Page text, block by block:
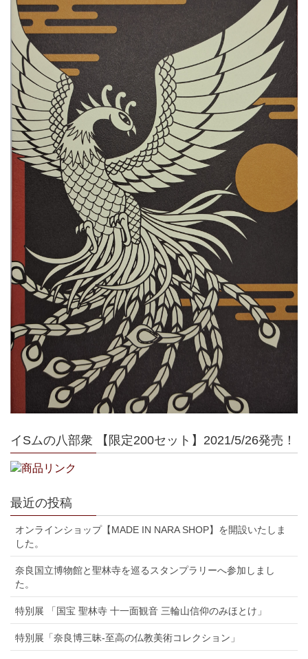
イSムの八部衆 【限定200セット】2021/5/26発売！
最近の投稿
オンラインショップ【MADE IN NARA SHOP】を開設いたしま
した。
奈良国立博物館と聖林寺を巡るスタンプラリーへ参加しまし
た。
特別展 「国宝 聖林寺 十一面観音 三輪山信仰のみほとけ」
特別展「奈良博三昧-至高の仏教美術コレクション」